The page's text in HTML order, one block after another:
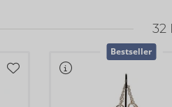
32
Bestseller